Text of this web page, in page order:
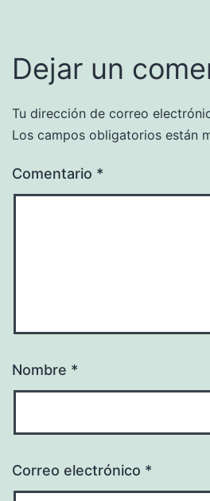
Dejar un
Tu dirección de correo
Los campos obligatorios están
Comentario *
Nombre *
Correo electrónico *